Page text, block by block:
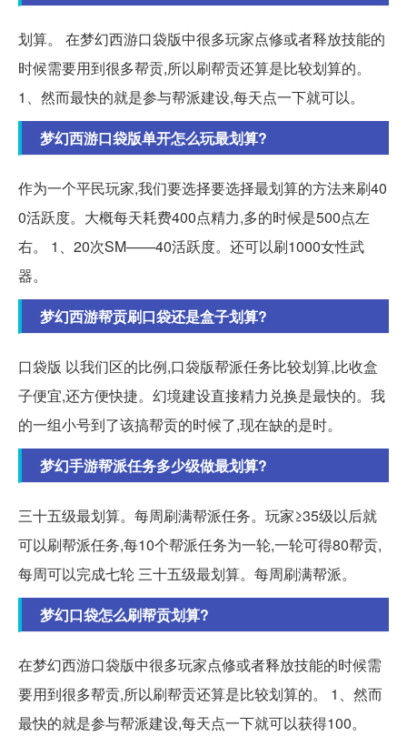
划算。 在梦幻西游口袋版中很多玩家点修或者释放技能的
时候需要用到很多帮贡,所以刷帮贡还算是比较划算的。
1、然而最快的就是参与帮派建设,每天点一下就可以。
梦幻西游口袋版单开怎么玩最划算?
作为一个平民玩家,我们要选择要选择最划算的方法来刷40
0活跃度。大概每天耗费400点精力,多的时候是500点左
右。 1、20次SM——40活跃度。还可以刷1000女性武
器。
梦幻西游帮贡刷口袋还是盒子划算?
口袋版 以我们区的比例,口袋版帮派任务比较划算,比收盒
子便宜,还方便快捷。幻境建设直接精力兑换是最快的。我
的一组小号到了该搞帮贡的时候了,现在缺的是时。
梦幻手游帮派任务多少级做最划算?
三十五级最划算。每周刷满帮派任务。玩家≥35级以后就
可以刷帮派任务,每10个帮派任务为一轮,一轮可得80帮贡,
每周可以完成七轮 三十五级最划算。每周刷满帮派。
梦幻口袋怎么刷帮贡划算?
在梦幻西游口袋版中很多玩家点修或者释放技能的时候需
要用到很多帮贡,所以刷帮贡还算是比较划算的。 1、然而
最快的就是参与帮派建设,每天点一下就可以获得100。